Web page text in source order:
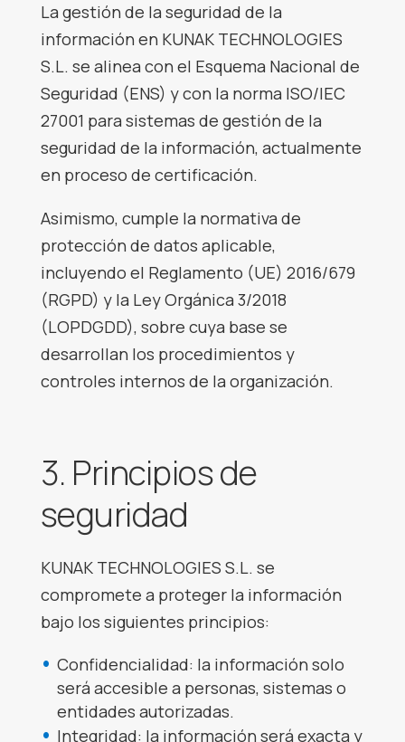
La gestión de la seguridad de la
información en KUNAK TECHNOLOGIES
S.L. se alinea con el Esquema Nacional de
Seguridad (ENS) y con la norma ISO/IEC
27001 para sistemas de gestión de la
seguridad de la información, actualmente
en proceso de certificación.
Asimismo, cumple la normativa de
protección de datos aplicable,
incluyendo el Reglamento (UE) 2016/679
(RGPD) y la Ley Orgánica 3/2018
(LOPDGDD), sobre cuya base se
desarrollan los procedimientos y
controles internos de la organización.
3. Principios de
seguridad
KUNAK TECHNOLOGIES S.L. se
compromete a proteger la información
bajo los siguientes principios:
Confidencialidad: la información solo
será accesible a personas, sistemas o
entidades autorizadas.
Integridad: la información será exacta y